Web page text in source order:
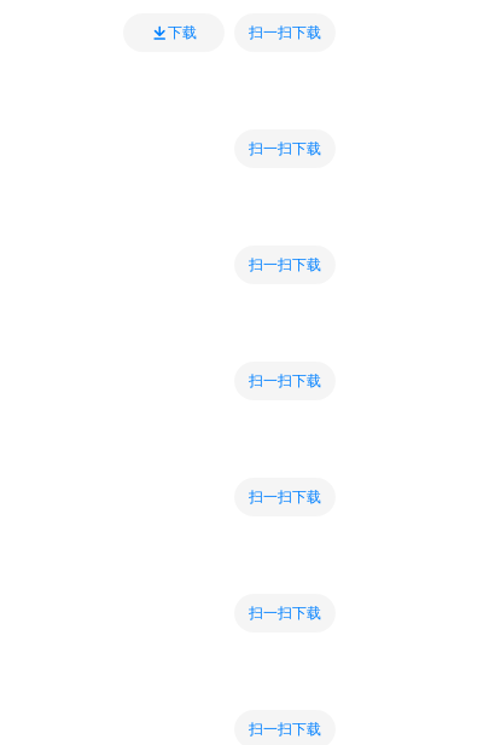
下载 扫一扫下载
扫一扫下载
扫一扫下载
扫一扫下载
扫一扫下载
扫一扫下载
扫一扫下载